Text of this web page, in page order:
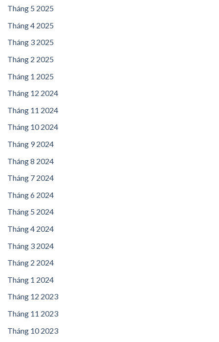
Tháng 5 2025
Tháng 4 2025
Tháng 3 2025
Tháng 2 2025
Tháng 1 2025
Tháng 12 2024
Tháng 11 2024
Tháng 10 2024
Tháng 9 2024
Tháng 8 2024
Tháng 7 2024
Tháng 6 2024
Tháng 5 2024
Tháng 4 2024
Tháng 3 2024
Tháng 2 2024
Tháng 1 2024
Tháng 12 2023
Tháng 11 2023
Tháng 10 2023